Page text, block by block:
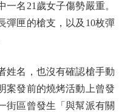
名21歲女子傷勢嚴重。
彈匣的槍支，以及10枚彈
名，也沒有確認槍手動
案發前的燒烤活動上曾發
街區曾發生「與幫派有關